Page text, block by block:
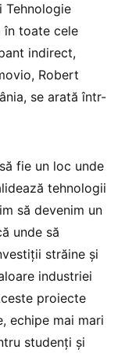
Tehnologie
în toate cele
indirect,
Robert
se arată într-
fie un loc unde
tehnologii
să devenim un
unde să
străine şi
industriei
proiecte
echipe mai mari
studenţi şi